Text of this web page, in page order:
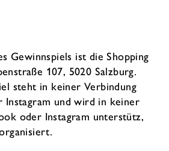
Gewinnspiels ist die Shopping
107, 5020 Salzburg.
steht in keiner Verbindung
Instagram und wird in keiner
oder Instagram unterstütz,